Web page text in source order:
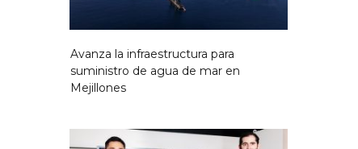
Avanza la infraestructura para
suministro de agua de mar en
Mejillones